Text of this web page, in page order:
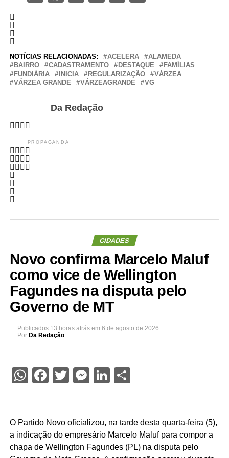
NOTÍCIAS RELACIONADAS: ACELERA
ALAMEDA
BAIRRO
CADASTRAMENTO DESTAQUE
FAMÍLIAS
FUNDIÁRIA
INICIA REGULARIZAÇÃO
VÁRZEA
VÁRZEA GRANDE
VÁRZEAGRANDE VG
Da Redação
PROPAGANDA
CIDADES
Novo confirma Marcelo Maluf
como vice de Wellington
Fagundes na disputa pelo
Governo de MT
Publicados 13 horas atrás em 6 de agosto de 2026
Por Da Redação
WhatsApp
Facebook
Twitter
Messenger
LinkedIn
O Partido Novo oficializou, na tarde desta quarta-feira (5),
a indicação do empresário Marcelo Maluf para compor a
chapa de Wellington Fagundes (PL) na disputa pelo